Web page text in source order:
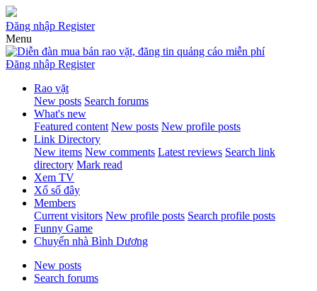
Đăng nhập Register
Menu
Đăng nhập Register
Rao vặt
New posts Search forums
What's new
Featured content New posts New profile posts
Link Directory
New items New comments Latest reviews Search link
directory Mark read
Xem TV
Xổ số đây
Members
Current visitors New profile posts Search profile posts
Funny Game
Chuyển nhà Bình Dương
New posts
Search forums